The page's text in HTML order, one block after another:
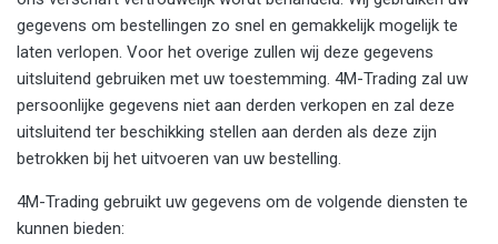
gegevens om bestellingen zo snel en gemakkelijk mogelijk te
laten verlopen. Voor het overige zullen wij deze gegevens
uitsluitend gebruiken met uw toestemming. 4M-Trading zal uw
persoonlijke gegevens niet aan derden verkopen en zal deze
uitsluitend ter beschikking stellen aan derden als deze zijn
betrokken bij het uitvoeren van uw bestelling.
4M-Trading gebruikt uw gegevens om de volgende diensten te
kunnen bieden: